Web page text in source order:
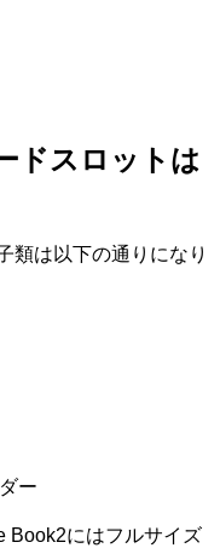
ドスロットは
類は以下の通りになり
ー
Book2にはフルサイズ